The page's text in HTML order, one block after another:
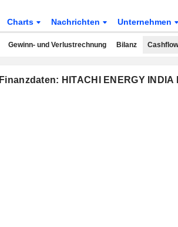
Charts Nachrichten Unternehmen
Gewinn- und Verlustrechnung Bilanz Cashflow
HITACHI ENERGY INDIA